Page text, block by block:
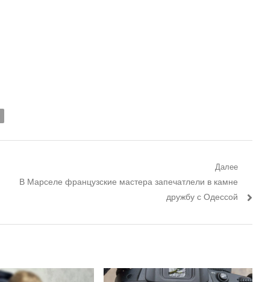
Далее
Следующий
В Марселе французские мастера запечатлели в камне
дружбу с Одессой